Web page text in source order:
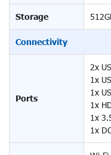
Storage
Connectivity
Ports
2x
1x
1x
1x
1x
1x